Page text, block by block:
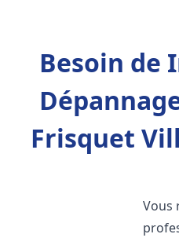
Besoin de
Frisquet
Vous